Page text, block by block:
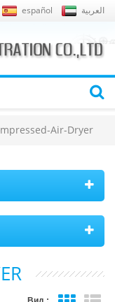
español العربية
Air-Dryer